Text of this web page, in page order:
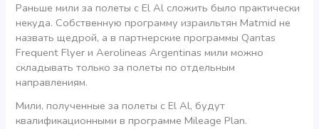
Раньше мили за полеты с El Al сложить было практически
некуда. Собственную программу израильтян Matmid не
назвать щедрой, а в партнерские программы Qantas
Frequent Flyer и Aerolineas Argentinas мили можно
складывать только за полеты по отдельным
направлениям.
Мили, полученные за полеты с El Al, будут
квалификационными в программе Mileage Plan.